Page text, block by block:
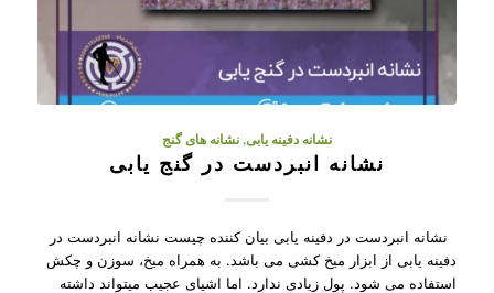
نشانه دفینه یابی,نشانه های گنج
نشانه انبردست در گنج یابی
نشانه انبردست در دفینه یابی بیان کننده چیست نشانه انبردست در
دفینه یابی از ابزار میخ کشی می باشد. به همراه میخ، سوزن و چکش
استفاده می شود. پول زیادی ندارد. اما اشیای عجیب میتواند داشته